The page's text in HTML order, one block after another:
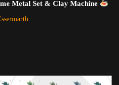
Metal Set & Clay Machine